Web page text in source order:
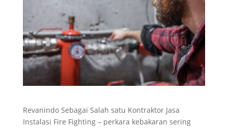
Revanindo Sebagai Salah satu Kontraktor Jasa
Instalasi Fire Fighting – perkara kebakaran sering